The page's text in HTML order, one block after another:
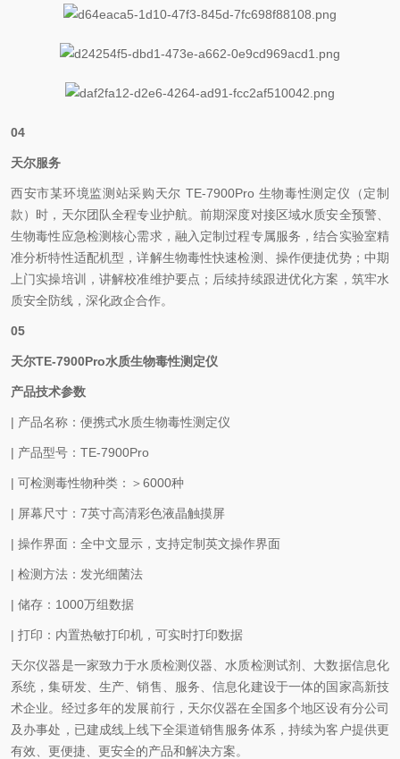
04
天尔服务
西安市某环境监测站采购天尔 TE-7900Pro 生物毒性测定仪（定制
款）时，天尔团队全程专业护航。前期深度对接区域水质安全预警、
生物毒性应急检测核心需求，融入定制过程专属服务，结合实验室精
准分析特性适配机型，详解生物毒性快速检测、操作便捷优势；中期
上门实操培训，讲解校准维护要点；后续持续跟进优化方案，筑牢水
质安全防线，深化政企合作。
05
天尔TE-7900Pro水质生物毒性测定仪
产品技术参数
| 产品名称：便携式水质生物毒性测定仪
| 产品型号：TE-7900Pro
| 可检测毒性物种类：＞6000种
| 屏幕尺寸：7英寸高清彩色液晶触摸屏
| 操作界面：全中文显示，支持定制英文操作界面
| 检测方法：发光细菌法
| 储存：1000万组数据
| 打印：内置热敏打印机，可实时打印数据
天尔仪器是一家致力于水质检测仪器、水质检测试剂、大数据信息化
系统，集研发、生产、销售、服务、信息化建设于一体的国家高新技
术企业。经过多年的发展前行，天尔仪器在全国多个地区设有分公司
及办事处，已建成线上线下全渠道销售服务体系，持续为客户提供更
有效、更便捷、更安全的产品和解决方案。